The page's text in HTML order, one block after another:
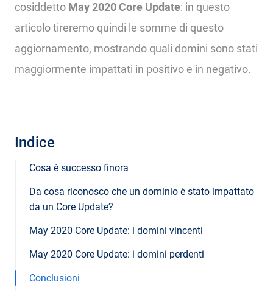
cosiddetto May 2020 Core Update: in questo
articolo tireremo quindi le somme di questo
aggiornamento, mostrando quali domini sono stati
maggiormente impattati in positivo e in negativo.
Indice
Cosa è successo finora
Da cosa riconosco che un dominio è stato impattato
da un Core Update?
May 2020 Core Update: i domini vincenti
May 2020 Core Update: i domini perdenti
Conclusioni